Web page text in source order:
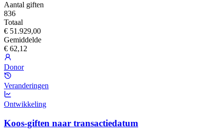
Aantal giften
836
Totaal
€ 51.929,00
Gemiddelde
€ 62,12
Donor
Veranderingen
Ontwikkeling
Koos-giften naar transactiedatum